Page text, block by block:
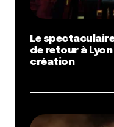
Le
de retour à
création